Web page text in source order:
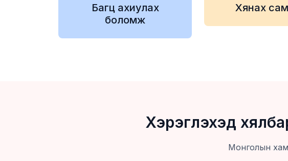
Багц ахиулах
боломж
Хянах
Хэрэглэхэд
Монголын